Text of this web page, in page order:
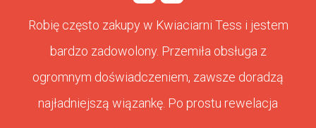
Robię często zakupy w Kwiaciarni Tess i jestem
bardzo zadowolony. Przemiła obsługa z
ogromnym doświadczeniem, zawsze doradzą
najładniejszą wiązankę. Po prostu rewelacja